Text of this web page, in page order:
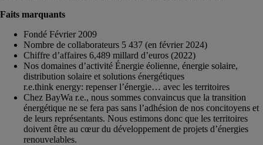
Faits marquants
Fondé Février 2009
Nombre de collaborateurs 5 437 (en février 2024)
Chiffre d’affaires 6,489 millard d’euros (2022)
Nos domaines d’activité Énergie éolienne, énergie solaire,
distribution solaire et solutions énergétiques
r.e.think energy: repenser l’énergie… avec les territoires
Chez BayWa r.e., nous sommes convaincus que la transition
énergétique ne se fera pas sans l’adhésion de nos concitoyens et
de leurs représentants. Nous estimons donc que les territoires
doivent être au cœur du développement de projets d’énergies
renouvelables.